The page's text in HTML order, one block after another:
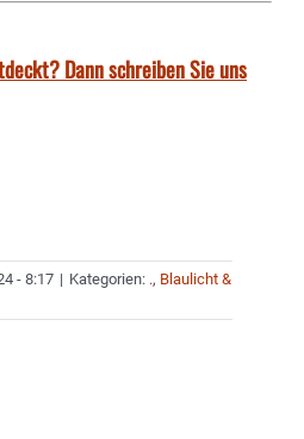
Dann schreiben Sie uns
- 8:17 | Kategorien: ., Blaulicht &